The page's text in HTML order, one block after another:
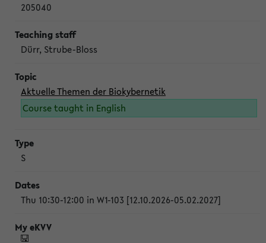
205040
Dürr, Strube-Bloss
Aktuelle Themen der Biokybernetik
Course taught in English
S
Thu 10:30-12:00 in W1-103 [12.10.2026-05.02.2027]